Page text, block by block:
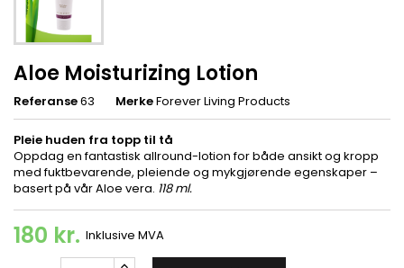
Aloe Moisturizing Lotion
Referanse63 MerkeForever Living Products
Pleie huden fra topp til tå
Oppdag en fantastisk allround-lotion for både ansikt og kropp
med fuktbevarende, pleiende og mykgjørende egenskaper –
basert på vår Aloe vera. 118 ml.
180 kr. Inklusive MVA